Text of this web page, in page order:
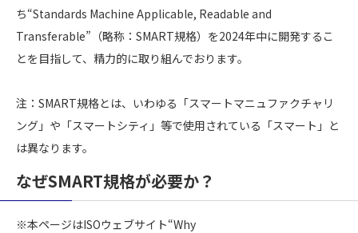
ち“Standards Machine Applicable, Readable and
Transferable”（略称：SMART規格）を2024年中に開発するこ
とを目指して、精力的に取り組んでおります。
注：SMART規格とは、いわゆる「スマートマニュファクチャリ
ング」や「スマートシティ」等で使用されている「スマート」と
は異なります。
なぜSMART規格が必要か？
※本ページはISOウェブサイト“Why